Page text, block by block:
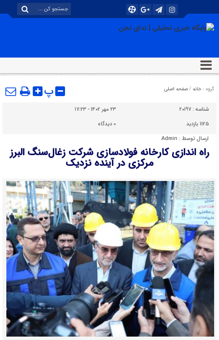
گروه : خانه / صفحه اصلی پ
شناسه : ۲۰۱۹۷
۲۳ مهر ۱۴۰۲ - ۱۷:۲۳
۱۱۲۵ بازدید
۰ دیدگاه
ارسال توسط : Admin
راه اندازی کارخانه فولادسازی شرکت زغال‌سنگ البرز
مرکزی در آینده نزدیک